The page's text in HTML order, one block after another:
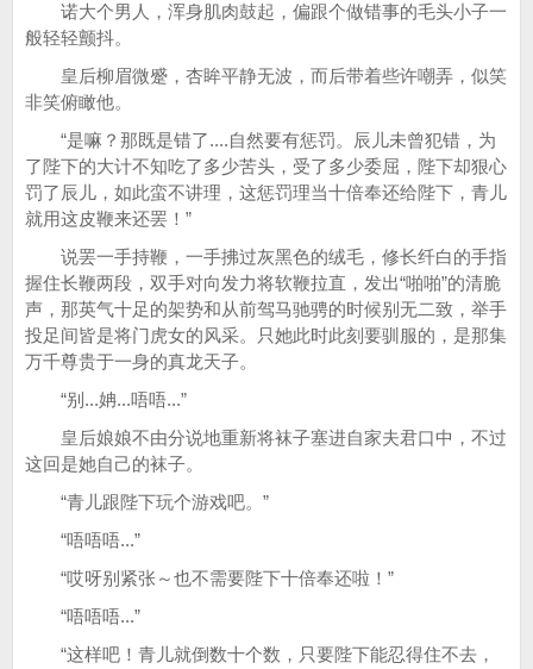
诺大个男人，浑身肌肉鼓起，偏跟个做错事的毛头小子一
般轻轻颤抖。
皇后柳眉微蹙，杏眸平静无波，而后带着些许嘲弄，似笑
非笑俯瞰他。
“是嘛？那既是错了....自然要有惩罚。辰儿未曾犯错，为
了陛下的大计不知吃了多少苦头，受了多少委屈，陛下却狠心
罚了辰儿，如此蛮不讲理，这惩罚理当十倍奉还给陛下，青儿
就用这皮鞭来还罢！”
说罢一手持鞭，一手拂过灰黑色的绒毛，修长纤白的手指
握住长鞭两段，双手对向发力将软鞭拉直，发出“啪啪”的清脆
声，那英气十足的架势和从前驾马驰骋的时候别无二致，举手
投足间皆是将门虎女的风采。只她此时此刻要驯服的，是那集
万千尊贵于一身的真龙天子。
“别...姌...唔唔...”
皇后娘娘不由分说地重新将袜子塞进自家夫君口中，不过
这回是她自己的袜子。
“青儿跟陛下玩个游戏吧。”
“唔唔唔...”
“哎呀别紧张～也不需要陛下十倍奉还啦！”
“唔唔唔...”
“这样吧！青儿就倒数十个数，只要陛下能忍得住不去，